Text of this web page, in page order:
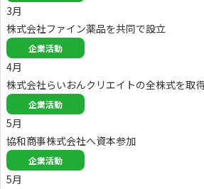
3月
株式会社ファイン薬品を共同で設立
企業活動
4月
株式会社らいおんクリエイトの全株式を取
企業活動
5月
協和商事株式会社へ資本参加
企業活動
5月